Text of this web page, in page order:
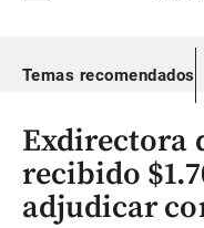
Temas recomendados
Exdirectora
recibido
adjudicar